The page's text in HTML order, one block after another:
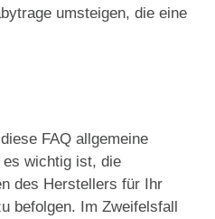
umsteigen, die eine
FAQ allgemeine
es wichtig ist, die
des Herstellers für Ihr
befolgen. Im Zweifelsfall